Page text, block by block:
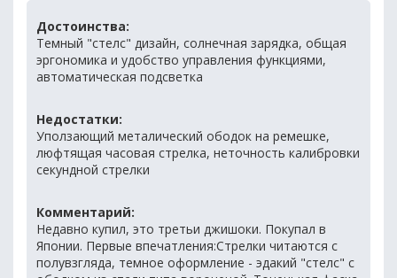
Достоинства:
Темный "стелс" дизайн, солнечная зарядка, общая
эргономика и удобство управления функциями,
автоматическая подсветка
Недостатки:
Уползающий металический ободок на ремешке,
люфтящая часовая стрелка, неточность калибровки
секундной стрелки
Комментарий:
Недавно купил, это третьи джишоки. Покупал в
Японии. Первые впечатления:Стрелки читаются с
полувзгляда, темное оформление - эдакий "стелс" с